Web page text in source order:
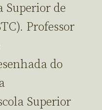
Superior de
Professor
do
Superior